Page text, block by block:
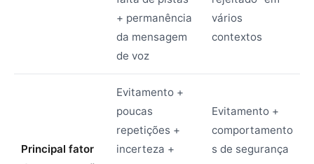
+ permanência
da mensagem
de voz
vários
contextos
Principal fator
Evitamento +
poucas
repetições +
incerteza +
Evitamento +
comportamento
s de segurança